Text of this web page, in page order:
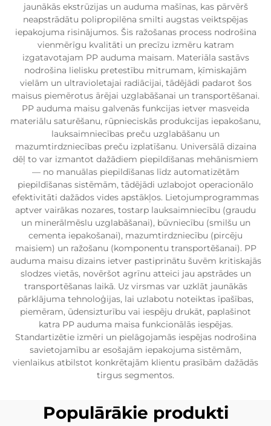
jaunākās ekstrūzijas un auduma mašīnas, kas pārvērš
neapstrādātu polipropilēna smilti augstas veiktspējas
iepakojuma risinājumos. Šis ražošanas process nodrošina
vienmērīgu kvalitāti un precīzu izmēru katram
izgatavotajam PP auduma maisam. Materiāla sastāvs
nodrošina lielisku pretestību mitrumam, ķīmiskajām
vielām un ultravioletajai radiācijai, tādējādi padarot šos
maisus piemērotus ārējai uzglabāšanai un transportēšanai.
PP auduma maisu galvenās funkcijas ietver masveida
materiālu saturēšanu, rūpnieciskās produkcijas iepakošanu,
lauksaimniecības preču uzglabāšanu un
mazumtirdzniecības preču izplatīšanu. Universālā dizaina
dēļ to var izmantot dažādiem piepildīšanas mehānismiem
— no manuālas piepildīšanas līdz automatizētām
piepildīšanas sistēmām, tādējādi uzlabojot operacionālo
efektivitāti dažādos vides apstākļos. Lietojumprogrammas
aptver vairākas nozares, tostarp lauksaimniecību (graudu
un minerālmēslu uzglabāšanai), būvniecību (smilšu un
cementa iepakošanai), mazumtirdzniecību (pircēju
maisiem) un ražošanu (komponentu transportēšanai). PP
auduma maisu dizains ietver pastiprinātu šuvēm kritiskajās
slodzes vietās, novēršot agrīnu atteici jau apstrādes un
transportēšanas laikā. Uz virsmas var uzklāt jaunākās
pārklājuma tehnoloģijas, lai uzlabotu noteiktas īpašības,
piemēram, ūdensizturību vai iespēju drukāt, paplašinot
katra PP auduma maisa funkcionālās iespējas.
Standartizētie izmēri un pielāgojamās iespējas nodrošina
savietojamību ar esošajām iepakojuma sistēmām,
vienlaikus atbilstot konkrētajām klientu prasībām dažādās
tirgus segmentos.
Populārākie produkti